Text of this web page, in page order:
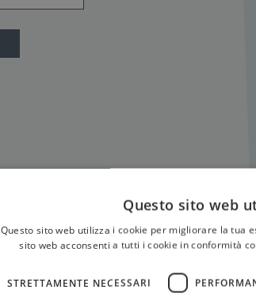
Questo sito web
Questo sito web utilizza i cookie per migliorare la tua
sito web acconsenti a tutti i cookie in conformità
STRETTAMENTE NECESSARI